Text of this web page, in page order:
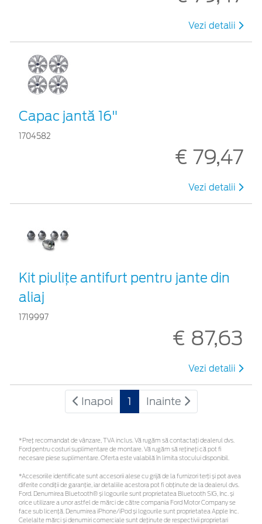
Vezi detalii
Capac jantă 16"
1704582
€ 79,47
Vezi detalii
Kit piuliţe antifurt pentru jante din
aliaj
1719997
€ 87,63
Vezi detalii
Inapoi 1 Inainte
*Preţ recomandat de vânzare, TVA inclus. Vă rugăm să contactaţi dealerul dvs.
Ford pentru costuri suplimentare de montare. Vă rugăm să rețineți că pot fi
necesare piese suplimentare. Oferta este valabilă în limita stocului disponibil.
*Accesoriile identificate sunt accesorii alese cu grijă de la furnizori terți și pot avea
diferite condiții de garanție, iar detaliile acestora pot fi obținute de la dealerul dvs.
Ford. Denumirea Bluetooth® și logourile sunt proprietatea Bluetooth SIG, Inc. și
orice utilizare a unor astfel de mărci de către compania Ford Motor Company se
face sub licență. Denumirea iPhone/iPod și logourile sunt proprietatea Apple Inc.
Celelalte mărci și denumiri comerciale sunt deținute de respectivii proprietari